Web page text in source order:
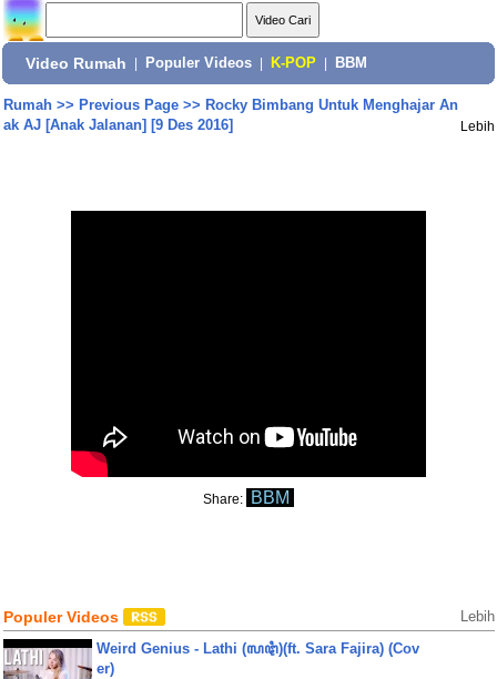
Video Rumah Populer Videos K-POP BBM
Rumah>> Previous Page>> Rocky Bimbang Untuk Menghajar An
ak AJ [Anak Jalanan] [9 Des 2016]
Lebih
Share: BBM
Populer Videos Lebih
Weird Genius - Lathi (ꦭꦛꦶ)(ft. Sara Fajira) (Cov
er)